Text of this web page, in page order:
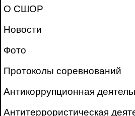
О СШОР
Новости
Фото
Протоколы соревнований
Антикоррупционная
Антитеррористическая